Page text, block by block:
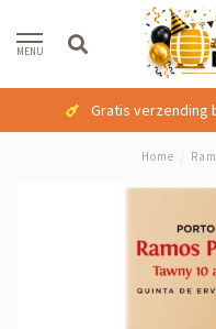
MENU
Gratis verzending
Home